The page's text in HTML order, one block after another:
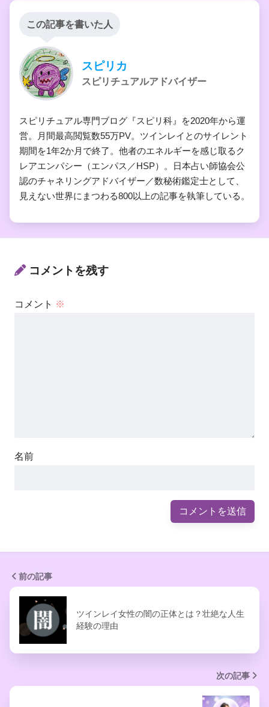
この記事を書いた人
スピリカ
スピリチュアルアドバイザー
スピリチュアル専門ブログ『スピリ科』を2020年から運
営。月間最高閲覧数55万PV。ツインレイとのサイレント
期間を1年2か月で終了。他者のエネルギーを感じ取るク
レアエンパシー（エンパス／HSP）。日本占い師協会公
認のチャネリングアドバイザー／数秘術鑑定士として、
見えない世界にまつわる800以上の記事を執筆している。
コメントを残す
コメント ※
名前
前の記事
ツインレイ女性の闇の正体とは？壮絶な人生
経験の理由
次の記事